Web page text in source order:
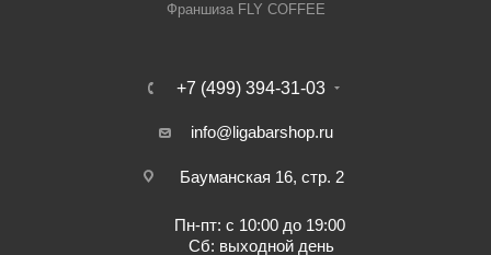
Франшиза FLY COFFEE
+7 (499) 394-31-03
info@ligabarshop.ru
Бауманская 16, стр. 2
Пн-пт: с 10:00 до 19:00
Сб: выходной день